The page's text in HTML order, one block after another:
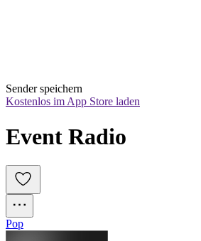
Sender speichern
Kostenlos im App Store laden
Event Radio
Pop